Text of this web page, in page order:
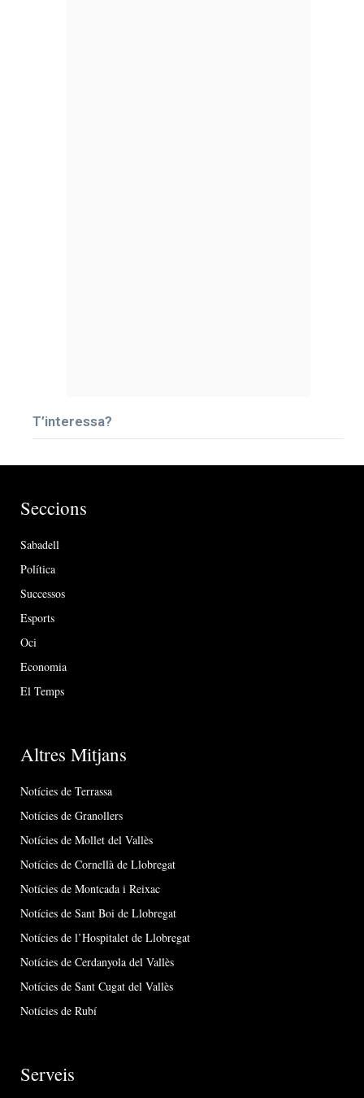
T’interessa?
Seccions
Sabadell
Política
Successos
Esports
Oci
Economia
El Temps
Altres Mitjans
Notícies de Terrassa
Notícies de Granollers
Notícies de Mollet del Vallès
Notícies de Cornellà de Llobregat
Notícies de Montcada i Reixac
Notícies de Sant Boi de Llobregat
Notícies de l’Hospitalet de Llobregat
Notícies de Cerdanyola del Vallès
Notícies de Sant Cugat del Vallès
Notícies de Rubí
Serveis